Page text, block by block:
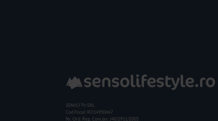
SENSO TV SRL
Cod Fiscal: RO14950647
Nr. Ord. Reg. Com./an: J40/2911/2005